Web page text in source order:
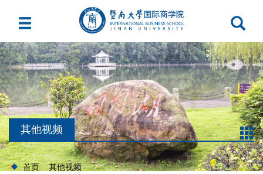
其他视频
首页 其他视频